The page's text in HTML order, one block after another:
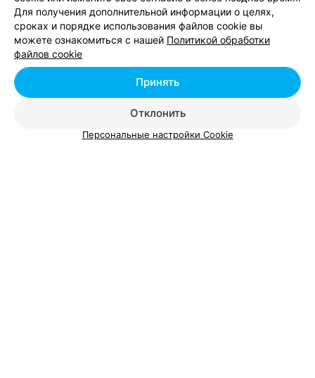
Добавить компанию
Добавить специалиста
Для получения дополнительной информации о целях,
сроках и порядке использования файлов cookie вы
можете ознакомиться с нашей Политикой обработки
файлов cookie
Отклонить
Принять
Персональные настройки Cookie